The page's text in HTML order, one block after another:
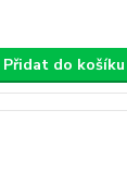
Přidat do košíku